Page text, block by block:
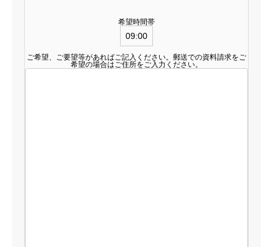
希望時間帯
ご希望、ご要望等があればご記入ください。郵送での資料請求をご
希望の場合はご住所をご入力ください。